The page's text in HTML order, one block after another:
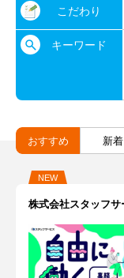
こだわり
キーワード
おすすめ 新着
NEW
株式会社スタッフサ